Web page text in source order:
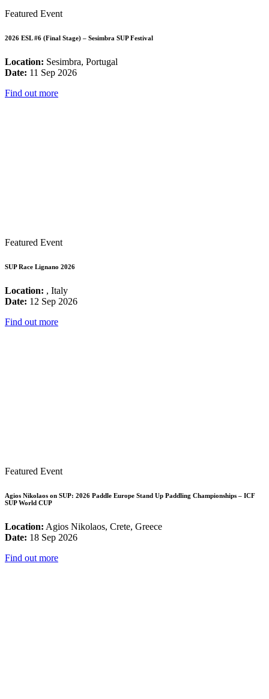
Featured Event
2026 ESL #6 (Final Stage) – Sesimbra SUP Festival
Location: Sesimbra, Portugal
Date: 11 Sep 2026
Find out more
Featured Event
SUP Race Lignano 2026
Location: , Italy
Date: 12 Sep 2026
Find out more
Featured Event
Agios Nikolaos on SUP: 2026 Paddle Europe Stand Up Paddling Championships – ICF
SUP World CUP
Location: Agios Nikolaos, Crete, Greece
Date: 18 Sep 2026
Find out more